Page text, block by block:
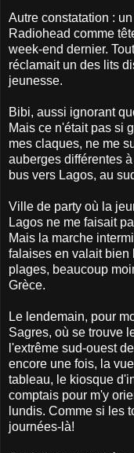
Autre constatation :
Radiohead comme
week-end dernier.
réclamait un des lits
jeunesse.
Bibi, aussi ignorant
Mais ce n'était pas si
mes claques, ne me
auberges différentes
bus vers Lagos, au
Ville de party où la
Lagos ne me faisait
Mais la marche
falaises en valait bien
plages, beaucoup
Grèce.
Le lendemain, pour
Sagres, où se trouve
l'extrême sud-ouest
encore une fois, la
tableau, le kiosque
comptais pour m'y
lundis. Comme si les
journées-là!